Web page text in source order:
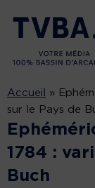
Accueil »
sur le Pays de
1784 :
Buch